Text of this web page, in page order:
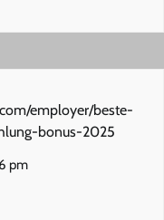
employer/beste-
bonus-2025
pm